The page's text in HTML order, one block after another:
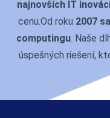
najnovších IT
cenu. Od roku 2007
computingu . Naše
úspešných riešení,